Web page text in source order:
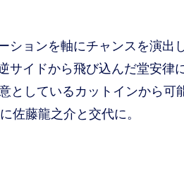
ョンを軸にチャンスを演出
サイドから飛び込んだ堂安律
としているカットインから可
佐藤龍之介と交代に。